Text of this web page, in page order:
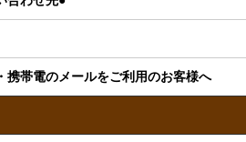
携帯電のメールをご利用のお客様へ